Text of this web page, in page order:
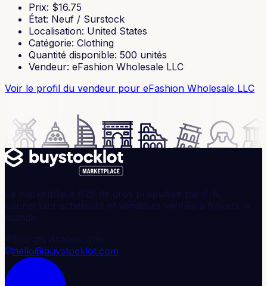
Prix: $16.75
État: Neuf / Surstock
Localisation: United States
Catégorie: Clothing
Quantité disponible: 500 unités
Vendeur: eFashion Wholesale LLC
Voir le profil du vendeur pour eFashion Wholesale LLC
La marketplace B2B de gros propulsée par l'IA,
connectant acheteurs et vendeurs vérifiés à travers le
monde.
Émirats Arabes Unis
hello@buystocklot.com